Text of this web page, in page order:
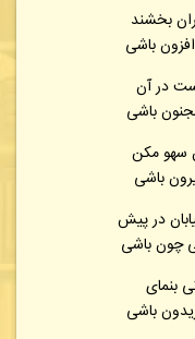
بخشند
باشی
در آن
باشی
سهو مکن
باشی
در پیش
چون باشی
بنمای
باشی